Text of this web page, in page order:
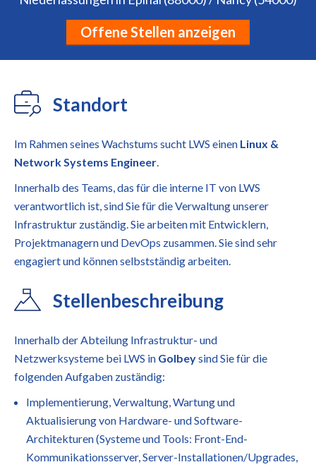
Offene Stellen anzeigen
Standort
Im Rahmen seines Wachstums sucht LWS einen Linux &
Network Systems Engineer
Innerhalb des Teams, das für die interne IT von LWS
verantwortlich ist, sind Sie für die Verwaltung unserer
Infrastruktur zuständig. Sie arbeiten mit Entwicklern,
Projektmanagern und DevOps zusammen. Sie sind sehr
engagiert und können selbstständig arbeiten.
Stellenbeschreibung
Innerhalb der Abteilung Infrastruktur- und
Netzwerksysteme bei LWS in Golbeysind Sie für die
folgenden Aufgaben zuständig:
Implementierung, Verwaltung, Wartung und
Aktualisierung von Hardware- und Software-
Architekturen (Systeme und Tools: Front-End-
Kommunikationsserver, Server-Installationen/Upgrades,